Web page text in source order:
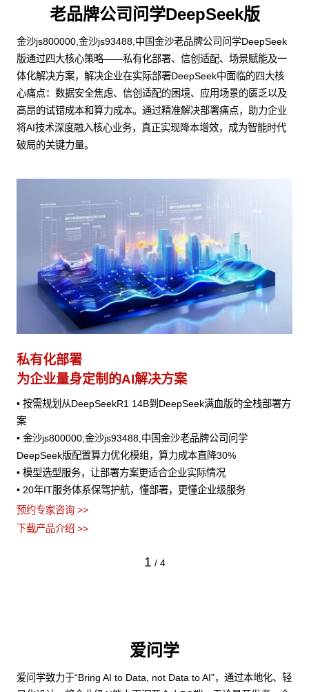
老品牌公司问学DeepSeek版
金沙js800000,金沙js93488,中国金沙老品牌公司问学DeepSeek
版通过四大核心策略——私有化部署、信创适配、场景赋能及一
体化解决方案，解决企业在实际部署DeepSeek中面临的四大核
心痛点：数据安全焦虑、信创适配的困境、应用场景的匮乏以及
高昂的试错成本和算力成本。通过精准解决部署痛点，助力企业
将AI技术深度融入核心业务，真正实现降本增效，成为智能时代
破局的关键力量。
私有化部署
为企业量身定制的AI解决方案
• 按需规划从DeepSeekR1 14B到DeepSeek满血版的全栈部署方
案
• 金沙js800000,金沙js93488,中国金沙老品牌公司问学
DeepSeek版配置算力优化模组，算力成本直降30%
• 模型选型服务，让部署方案更适合企业实际情况
• 20年IT服务体系保驾护航，懂部署，更懂企业级服务
预约专家咨询 >>
下载产品介绍 >>
1 / 4
爱问学
爱问学致力于“Bring AI to Data, not Data to AI”，通过本地化、轻